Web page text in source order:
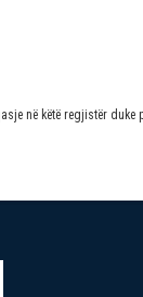
në këtë regjistër duke